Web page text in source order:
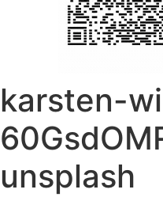
karsten-
unsplash